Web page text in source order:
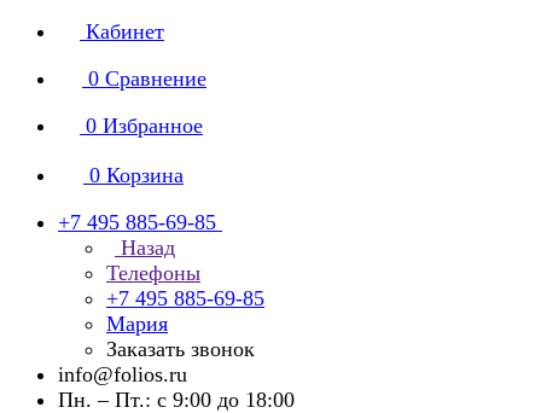
Кабинет
0 Сравнение
0 Избранное
0 Корзина
+7 495 885-69-85
Назад
Телефоны
+7 495 885-69-85
Мария
Заказать звонок
info@folios.ru
Пн. – Пт.: с 9:00 до 18:00